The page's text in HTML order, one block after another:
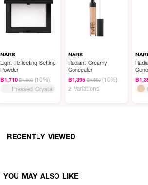
NARS
Light Reflecting Setting
Powder
฿1,710 ฿1,900 (10%)
Pressed Crystal
NARS
Radiant Creamy
Concealer
฿1,395 ฿1,550 (10%)
2 Variations
฿
RECENTLY VIEWED
YOU MAY ALSO LIKE